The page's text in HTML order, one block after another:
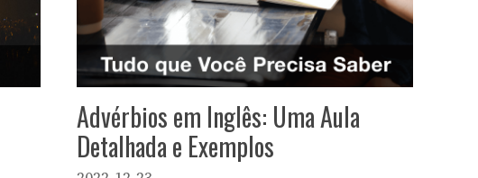
Advérbios em Inglês: Uma Aula
Detalhada e Exemplos